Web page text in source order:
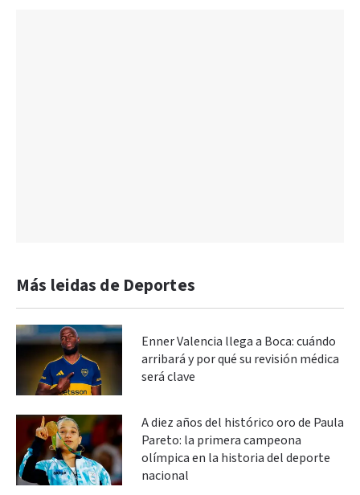
Más leidas de Deportes
Enner Valencia llega a Boca: cuándo
arribará y por qué su revisión médica
será clave
A diez años del histórico oro de Paula
Pareto: la primera campeona
olímpica en la historia del deporte
nacional